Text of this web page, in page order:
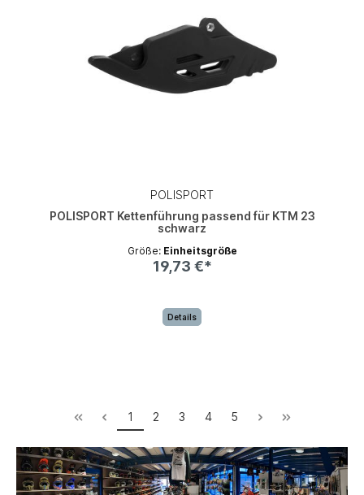
POLISPORT
POLISPORT Kettenführung passend für KTM 23
schwarz
Größe: Einheitsgröße
19,73 €*
Details
1 2 3 4 5